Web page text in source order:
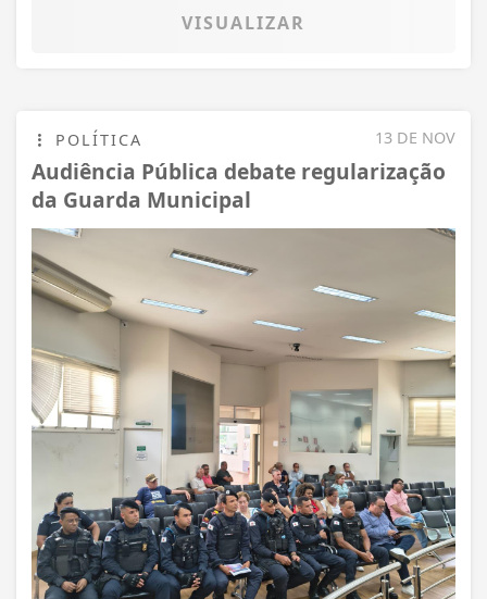
VISUALIZAR
13 DE NOV
POLÍTICA
Audiência Pública debate regularização
da Guarda Municipal